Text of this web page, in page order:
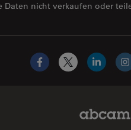
Daten nicht verkaufen oder
Facebook
X